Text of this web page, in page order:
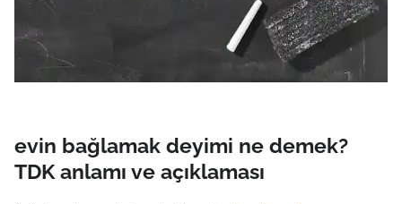
evin bağlamak deyimi ne demek?
TDK anlamı ve açıklaması